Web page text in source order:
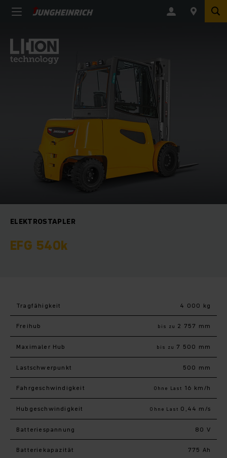
ELEKTROSTAPLER
EFG 540k
Tragfähigkeit 4 000 kg
Freihub bis zu 2 757 mm
Maximaler Hub bis zu 7 500 mm
Last­schwerpunkt 500 mm
Fahr­geschwindigkeit Ohne Last 16 km/h
Hub­geschwindigkeit Ohne Last 0,44 m/s
Batteriespannung 80 V
Batteriekapazität 775 Ah